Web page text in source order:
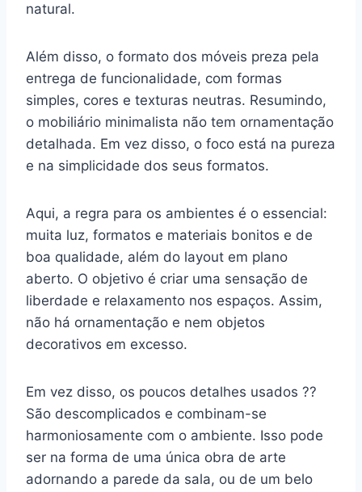
natural.
Além disso, o formato dos móveis preza pela
entrega de funcionalidade, com formas
simples, cores e texturas neutras. Resumindo,
o mobiliário minimalista não tem ornamentação
detalhada. Em vez disso, o foco está na pureza
e na simplicidade dos seus formatos.
Aqui, a regra para os ambientes é o essencial:
muita luz, formatos e materiais bonitos e de
boa qualidade, além do layout em plano
aberto. O objetivo é criar uma sensação de
liberdade e relaxamento nos espaços. Assim,
não há ornamentação e nem objetos
decorativos em excesso.
Em vez disso, os poucos detalhes usados ??
São descomplicados e combinam-se
harmoniosamente com o ambiente. Isso pode
ser na forma de uma única obra de arte
adornando a parede da sala, ou de um belo